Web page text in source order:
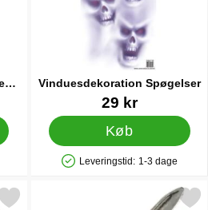
Vinduesdekoration Spøgelser
Varenr 1197329 kr
Køb
Produkttilgængelighed: På lager
Leveringstid: 1-3 dage
som favorit
Markér humoristisk Foldbar